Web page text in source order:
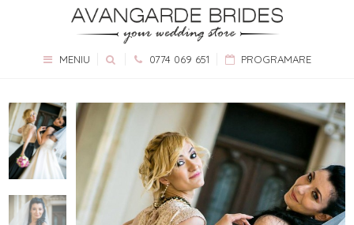
MENIU 0774 069 651 PROGRAMARE